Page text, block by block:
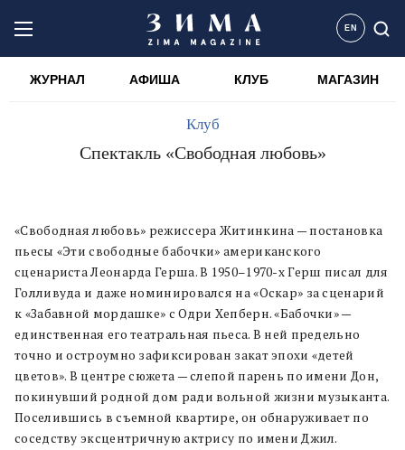
EN
ЖУРНАЛ АФИША КЛУБ МАГАЗИН
Клуб
Спектакль «Свободная любовь»
«Свободная любовь» режиссера Житинкина — постановка
пьесы «Эти свободные бабочки» американского
сценариста Леонарда Герша. В 1950–1970-х Герш писал для
Голливуда и даже номинировался на «Оскар» за сценарий
к «Забавной мордашке» с Одри Хепберн. «Бабочки» —
единственная его театральная пьеса. В ней предельно
точно и остроумно зафиксирован закат эпохи «детей
цветов». В центре сюжета — слепой парень по имени Дон,
покинувший родной дом ради вольной жизни музыканта.
Поселившись в съемной квартире, он обнаруживает по
соседству эксцентричную актрису по имени Джил.